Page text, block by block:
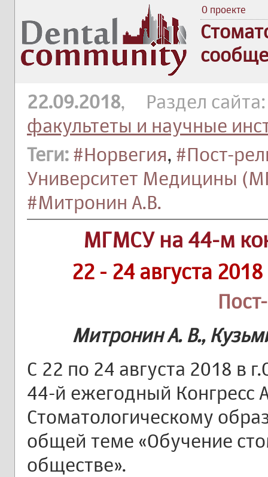
О проекте
22.09.2018, Раздел
факультеты и научные
Теги: #Норвегия, #Пост-
Университет Медицины
#Митронин А.В.
МГМСУ на 44-м
22 - 24 августа
Митронин А. В.,
С 22 по 24 августа 2018 в
44-й ежегодный Конгресс
Стоматологическому
общей теме «Обучение
обществе».